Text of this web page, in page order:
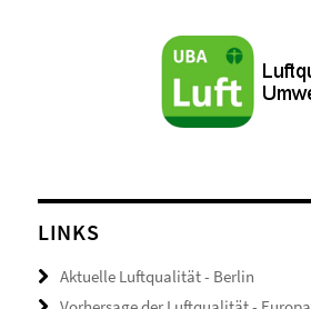
LINKS
Aktuelle Luftqualität - Berlin